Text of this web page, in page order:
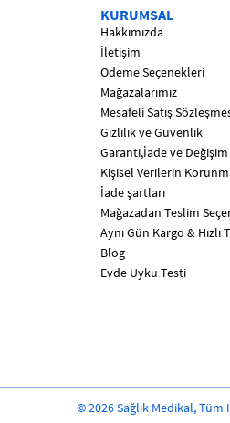
KURUMSAL
Hakkımızda
İletişim
Ödeme Seçenekleri
Mağazalarımız
Mesafeli Satış
Gizlilik ve Güvenlik
Garanti,İade ve Değişim
Kişisel Verilerin
İade şartları
Mağazadan Teslim
Aynı Gün Kargo & Hızlı
Blog
Evde Uyku Testi
© 2026 Sağlık Medikal, Tüm